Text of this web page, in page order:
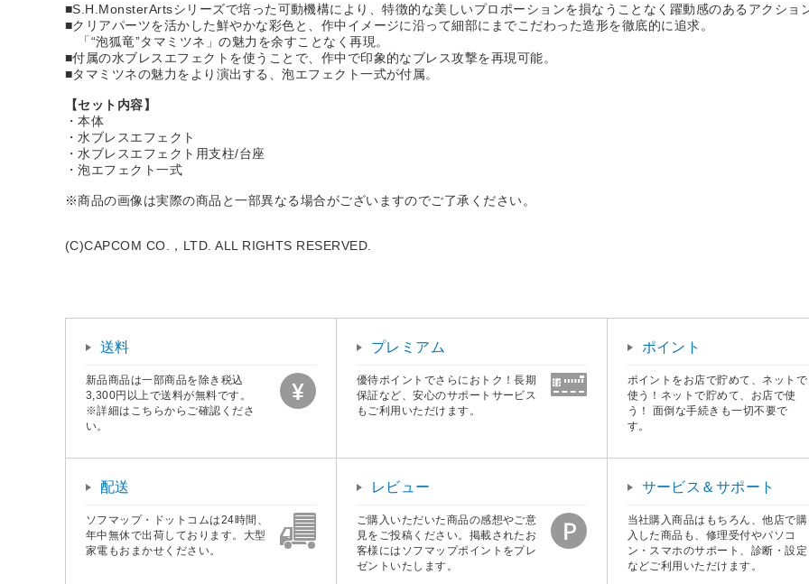
■S.H.MonsterArtsシリーズで培った可動機構により、特徴的な美しいプロポーションを損なうことなく躍動感のあるアクショ
■クリアパーツを活かした鮮やかな彩色と、作中イメージに沿って細部にまでこだわった造形を徹底的に追求。
「“泡狐竜”タマミツネ」の魅力を余すことなく再現。
■付属の水ブレスエフェクトを使うことで、作中で印象的なブレス攻撃を再現可能。
■タマミツネの魅力をより演出する、泡エフェクト一式が付属。
【セット内容】
・本体
・水ブレスエフェクト
・水ブレスエフェクト用支柱/台座
・泡エフェクト一式
※商品の画像は実際の商品と一部異なる場合がございますのでご了承ください。
(C)CAPCOM CO.，LTD. ALL RIGHTS RESERVED.
送料
新品商品は一部商品を除き税込
3,300円以上で送料が無料です。
※詳細はこちらからご確認くださ
い。
プレミアム
優待ポイントでさらにおトク！長期
保証など、安心のサポートサービス
もご利用いただけます。
ポイント
ポイントをお店で貯めて、ネットで
使う！ネットで貯めて、お店で使
う！ 面倒な手続きも一切不要で
す。
配送
ソフマップ・ドットコムは24時間、
年中無休で出荷しております。大型
家電もおまかせください。
レビュー
ご購入いただいた商品の感想やご意
見をご投稿ください。掲載されたお
客様にはソフマップポイントをプレ
ゼントいたします。
サービス＆サポート
当社購入商品はもちろん、他店で購
入した商品も、修理受付やパソコ
ン・スマホのサポート、診断・設定
などご利用いただけます。